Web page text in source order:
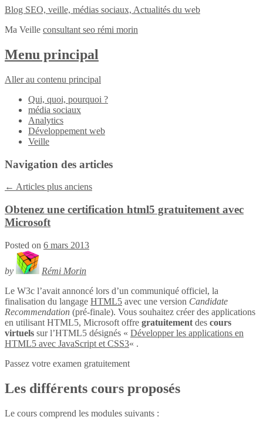
Blog SEO, veille, médias sociaux, Actualités du web
Ma Veille consultant seo rémi morin
Menu principal
Aller au contenu principal
Qui, quoi, pourquoi ?
média sociaux
Analytics
Développement web
Veille
Navigation des articles
← Articles plus anciens
Obtenez une certification html5 gratuitement avec
Microsoft
Posted on 6 mars 2013
by
Rémi Morin
Le W3c l’avait annoncé lors d’un communiqué officiel, la
finalisation du langage HTML5 avec une version Candidate
Recommendation (pré-finale). Vous souhaitez créer des applications
en utilisant HTML5, Microsoft offre gratuitement des cours
virtuels sur l’HTML5 désignés « Développer les applications en
HTML5 avec JavaScript et CSS3« .
Passez votre examen gratuitement
Les différents cours proposés
Le cours comprend les modules suivants :